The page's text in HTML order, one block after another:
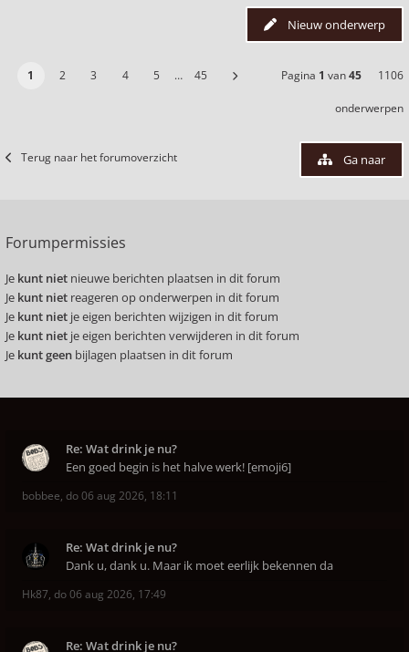
Nieuw onderwerp
1 2 3 4 5 … 45 Pagina 1 van45 1106
onderwerpen
Terug naar het forumoverzicht Ga naar
Forumpermissies
Je kunt niet nieuwe berichten plaatsen in dit forum
Je kunt niet reageren op onderwerpen in dit forum
Je kunt niet je eigen berichten wijzigen in dit forum
Je kunt niet je eigen berichten verwijderen in dit forum
Je kunt geen bijlagen plaatsen in dit forum
Re: Wat drink je nu?
Een goed begin is het halve werk! [emoji6]
bobbee, do 06 aug 2026, 18:11
Re: Wat drink je nu?
Dank u, dank u. Maar ik moet eerlijk bekennen da
Hk87, do 06 aug 2026, 17:49
Re: Wat drink je nu?